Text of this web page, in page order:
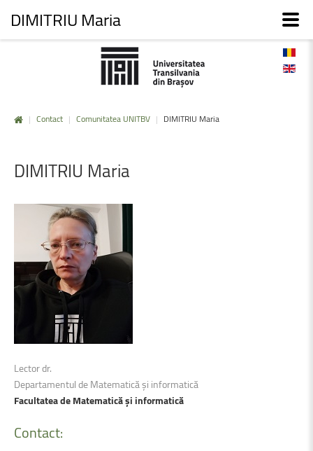
| Contact | Comunitatea UNITBV | DIMITRIU Maria
DIMITRIU Maria
Lector dr.
Departamentul de Matematică şi informatică
Facultatea de Matematică şi informatică
Contact:
DIMITRIU Maria